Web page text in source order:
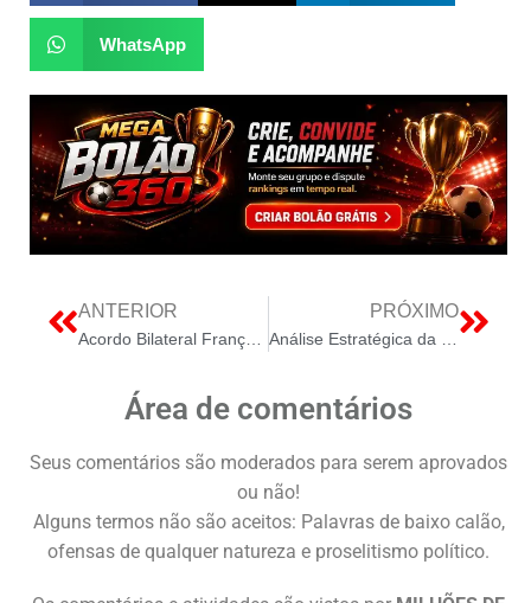
WhatsApp
ANTERIOR PRÓXIMO
Área de comentários
Seus comentários são moderados para serem aprovados
ou não!
Alguns termos não são aceitos: Palavras de baixo calão,
ofensas de qualquer natureza e proselitismo político.